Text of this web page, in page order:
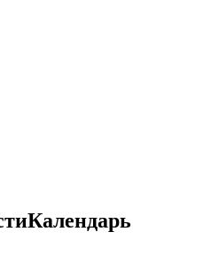
Календарь